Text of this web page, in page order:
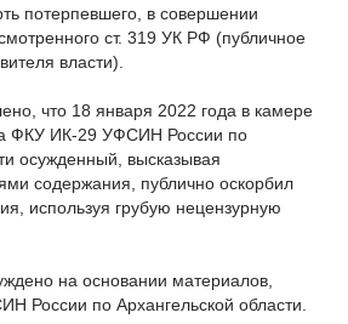
потерпевшего, в совершении
ст. 319 УК РФ (публичное
власти).
что 18 января 2022 года в камере
ФКУ ИК-29 УФСИН России по
осужденный, высказывая
содержания, публично оскорбил
используя грубую нецензурную
на основании материалов,
России по Архангельской области.